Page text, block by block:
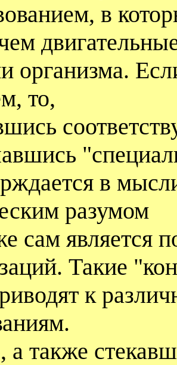
в
организма.
то,
в
разумом
сам является
Такие
к
а также